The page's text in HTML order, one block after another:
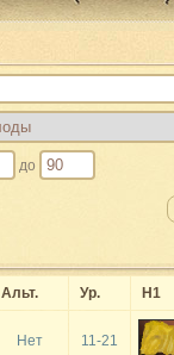
до
Альт. Ур. Н1
Нет 11-21